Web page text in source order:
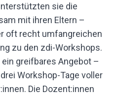
sie die
mit ihren Eltern –
oft recht umfangreichen
zu den zdi-Workshops.
greifbares Angebot –
Workshop-Tage voller
Die Dozent:innen